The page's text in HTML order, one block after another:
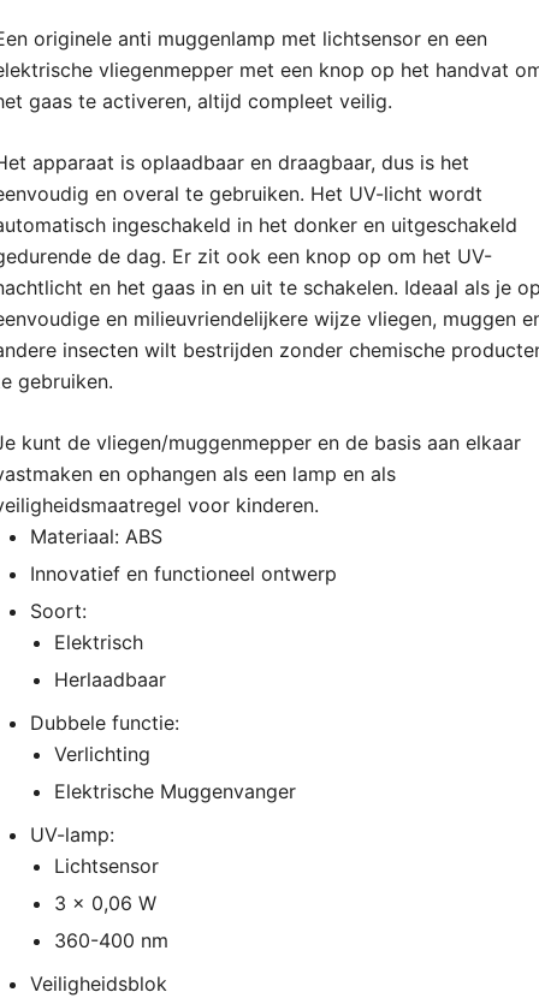
originele anti muggenlamp met lichtsensor en een
vliegenmepper met een knop op het handvat
gaas te activeren, altijd compleet veilig.
apparaat is oplaadbaar en draagbaar, dus is het
en overal te gebruiken. Het UV-licht wordt
ingeschakeld in het donker en uitgeschakeld
de dag. Er zit ook een knop op om het UV-
en het gaas in en uit te schakelen. Ideaal als je
en milieuvriendelijkere wijze vliegen, muggen
insecten wilt bestrijden zonder chemische
gebruiken.
kunt de vliegen/muggenmepper en de basis aan elkaar
en ophangen als een lamp en als
voor kinderen.
Materiaal: ABS
Innovatief en functioneel ontwerp
Soort:
Elektrisch
Herlaadbaar
Dubbele functie:
Verlichting
Elektrische Muggenvanger
UV-lamp:
Lichtsensor
3 x 0,06 W
360-400 nm
Veiligheidsblok